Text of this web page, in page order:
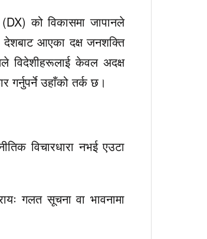
को विकासमा जापानले
देशबाट आएका दक्ष जनशक्ति
विदेशीहरूलाई केवल अदक्ष
गर्नुपर्ने उहाँको तर्क छ।
विचारधारा नभई एउटा
गलत सूचना वा भावनामा